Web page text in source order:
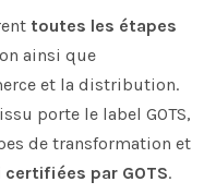
toutes les étapes
ainsi que
et la distribution.
porte le label GOTS,
de transformation et
certifiées par GOTS.